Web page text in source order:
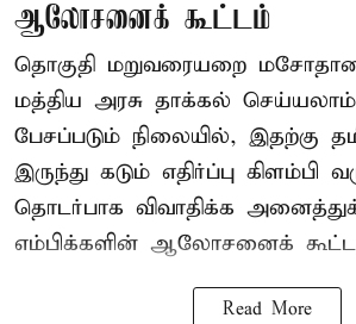
ஆலோசனைக் கூட்டம்
தொகுதி மறுவரையறை
மத்திய அரசு தாக்கல்
பேசப்படும் நிலையில், இதற்கு
இருந்து கடும் எதிர்ப்பு கிளம்பி
தொடர்பாக விவாதிக்க
எம்பிக்களின் ஆலோசனைக்
Read More